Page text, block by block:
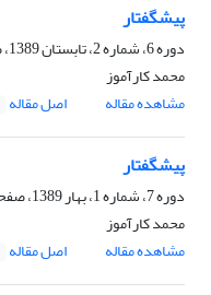
پیشگفتار
دوره 6، شماره 2، تابستان 1389، صفحه
محمد کارآموز
مشاهده مقاله
اصل مقاله
پیشگفتار
دوره 7، شماره 1، بهار 1389، صفحه
محمد کارآموز
مشاهده مقاله
اصل مقاله